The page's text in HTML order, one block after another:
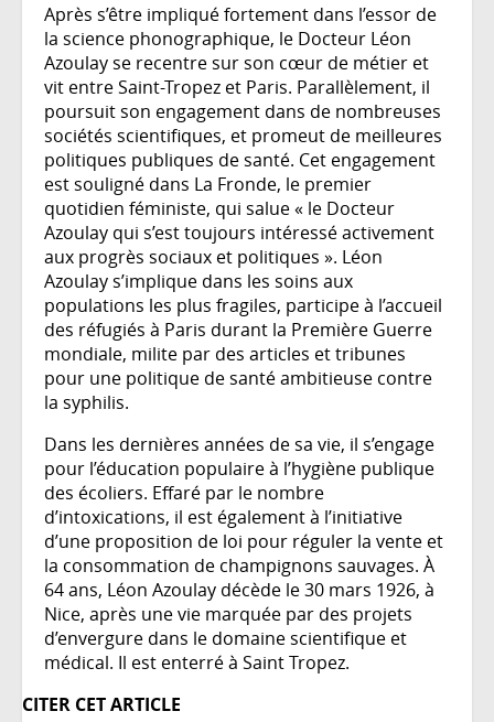
Après s’être impliqué fortement dans l’essor de
la science phonographique, le Docteur Léon
Azoulay se recentre sur son cœur de métier et
vit entre Saint-Tropez et Paris. Parallèlement, il
poursuit son engagement dans de nombreuses
sociétés scientifiques, et promeut de meilleures
politiques publiques de santé. Cet engagement
est souligné dans La Fronde, le premier
quotidien féministe, qui salue « le Docteur
Azoulay qui s’est toujours intéressé activement
aux progrès sociaux et politiques ». Léon
Azoulay s’implique dans les soins aux
populations les plus fragiles, participe à l’accueil
des réfugiés à Paris durant la Première Guerre
mondiale, milite par des articles et tribunes
pour une politique de santé ambitieuse contre
la syphilis.
Dans les dernières années de sa vie, il s’engage
pour l’éducation populaire à l’hygiène publique
des écoliers. Effaré par le nombre
d’intoxications, il est également à l’initiative
d’une proposition de loi pour réguler la vente et
la consommation de champignons sauvages. À
64 ans, Léon Azoulay décède le 30 mars 1926, à
Nice, après une vie marquée par des projets
d’envergure dans le domaine scientifique et
médical. Il est enterré à Saint Tropez.
CITER CET ARTICLE